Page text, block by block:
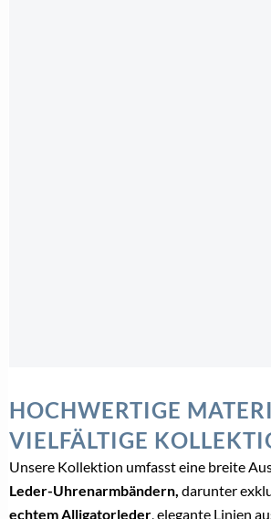
HOCHWERTIGE
VIELFÄLTIGE
Unsere Kollektion umfasst eine breite
Leder-Uhrenarmbändern, darunter
echtem Alligatorleder, elegante Linien